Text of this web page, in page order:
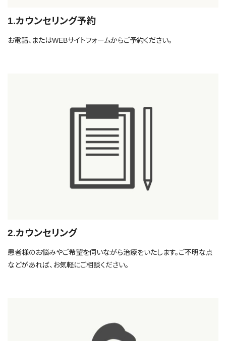
1.カウンセリング予約
お電話、またはWEBサイトフォームからご予約ください。
2.カウンセリング
患者様のお悩みやご希望を伺いながら治療をいたします。ご不明な点
などがあれば、お気軽にご相談ください。